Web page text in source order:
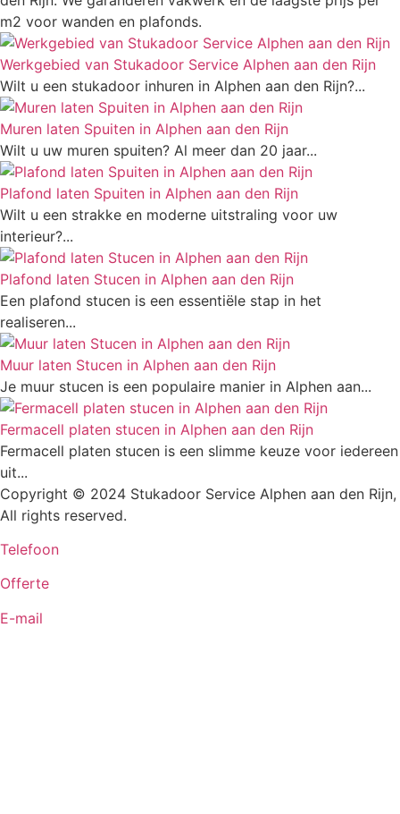
Werkgebied van Stukadoor Service Alphen aan den Rijn
Wilt u een stukadoor inhuren in Alphen aan den Rijn?...
Muren laten Spuiten in Alphen aan den Rijn
Wilt u uw muren spuiten? Al meer dan 20 jaar...
Plafond laten Spuiten in Alphen aan den Rijn
Wilt u een strakke en moderne uitstraling voor uw
interieur?...
Plafond laten Stucen in Alphen aan den Rijn
Een plafond stucen is een essentiële stap in het
realiseren...
Muur laten Stucen in Alphen aan den Rijn
Je muur stucen is een populaire manier in Alphen aan...
Fermacell platen stucen in Alphen aan den Rijn
Fermacell platen stucen is een slimme keuze voor iedereen
uit...
Copyright © 2024 Stukadoor Service Alphen aan den Rijn,
All rights reserved.
Telefoon
Offerte
E-mail